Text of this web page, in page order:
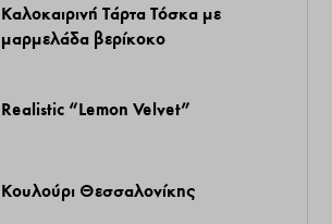
Καλοκαιρινή Τάρτα Τόσκα με
μαρμελάδα βερίκοκο
Realistic “Lemon Velvet”
Κουλούρι Θεσσαλονίκης